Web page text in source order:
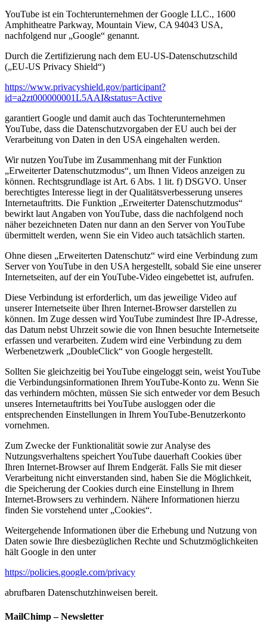
YouTube ist ein Tochterunternehmen der Google LLC., 1600
Amphitheatre Parkway, Mountain View, CA 94043 USA,
nachfolgend nur „Google“ genannt.
Durch die Zertifizierung nach dem EU-US-Datenschutzschild
(„EU-US Privacy Shield“)
https://www.privacyshield.gov/participant?
id=a2zt000000001L5AAI&status=Active
garantiert Google und damit auch das Tochterunternehmen
YouTube, dass die Datenschutzvorgaben der EU auch bei der
Verarbeitung von Daten in den USA eingehalten werden.
Wir nutzen YouTube im Zusammenhang mit der Funktion
„Erweiterter Datenschutzmodus“, um Ihnen Videos anzeigen zu
können. Rechtsgrundlage ist Art. 6 Abs. 1 lit. f) DSGVO. Unser
berechtigtes Interesse liegt in der Qualitätsverbesserung unseres
Internetauftritts. Die Funktion „Erweiterter Datenschutzmodus“
bewirkt laut Angaben von YouTube, dass die nachfolgend noch
näher bezeichneten Daten nur dann an den Server von YouTube
übermittelt werden, wenn Sie ein Video auch tatsächlich starten.
Ohne diesen „Erweiterten Datenschutz“ wird eine Verbindung zum
Server von YouTube in den USA hergestellt, sobald Sie eine unserer
Internetseiten, auf der ein YouTube-Video eingebettet ist, aufrufen.
Diese Verbindung ist erforderlich, um das jeweilige Video auf
unserer Internetseite über Ihren Internet-Browser darstellen zu
können. Im Zuge dessen wird YouTube zumindest Ihre IP-Adresse,
das Datum nebst Uhrzeit sowie die von Ihnen besuchte Internetseite
erfassen und verarbeiten. Zudem wird eine Verbindung zu dem
Werbenetzwerk „DoubleClick“ von Google hergestellt.
Sollten Sie gleichzeitig bei YouTube eingeloggt sein, weist YouTube
die Verbindungsinformationen Ihrem YouTube-Konto zu. Wenn Sie
das verhindern möchten, müssen Sie sich entweder vor dem Besuch
unseres Internetauftritts bei YouTube ausloggen oder die
entsprechenden Einstellungen in Ihrem YouTube-Benutzerkonto
vornehmen.
Zum Zwecke der Funktionalität sowie zur Analyse des
Nutzungsverhaltens speichert YouTube dauerhaft Cookies über
Ihren Internet-Browser auf Ihrem Endgerät. Falls Sie mit dieser
Verarbeitung nicht einverstanden sind, haben Sie die Möglichkeit,
die Speicherung der Cookies durch eine Einstellung in Ihrem
Internet-Browsers zu verhindern. Nähere Informationen hierzu
finden Sie vorstehend unter „Cookies“.
Weitergehende Informationen über die Erhebung und Nutzung von
Daten sowie Ihre diesbezüglichen Rechte und Schutzmöglichkeiten
hält Google in den unter
https://policies.google.com/privacy
abrufbaren Datenschutzhinweisen bereit.
MailChimp – Newsletter